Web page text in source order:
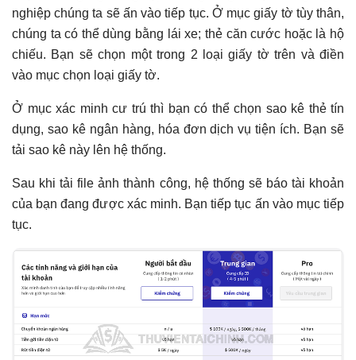
nghiệp chúng ta sẽ ấn vào tiếp tục. Ở mục giấy tờ tùy thân,
chúng ta có thể dùng bằng lái xe; thẻ căn cước hoặc là hộ
chiếu. Bạn sẽ chọn một trong 2 loại giấy tờ trên và điền
vào mục chọn loại giấy tờ.
Ở mục xác minh cư trú thì bạn có thể chọn sao kê thẻ tín
dụng, sao kê ngân hàng, hóa đơn dịch vụ tiện ích. Bạn sẽ
tải sao kê này lên hệ thống.
Sau khi tải file ảnh thành công, hệ thống sẽ báo tài khoản
của bạn đang được xác minh. Bạn tiếp tục ấn vào mục tiếp
tục.